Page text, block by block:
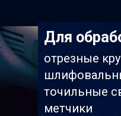
Для
отрезные
точильные
метчики